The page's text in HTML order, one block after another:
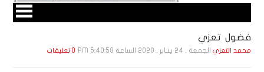
فضول تعزي
محمد التعزي الجمعة , 24 يـنـاير , 2020 الساعة 5:40:58 PM 0 تعليقات